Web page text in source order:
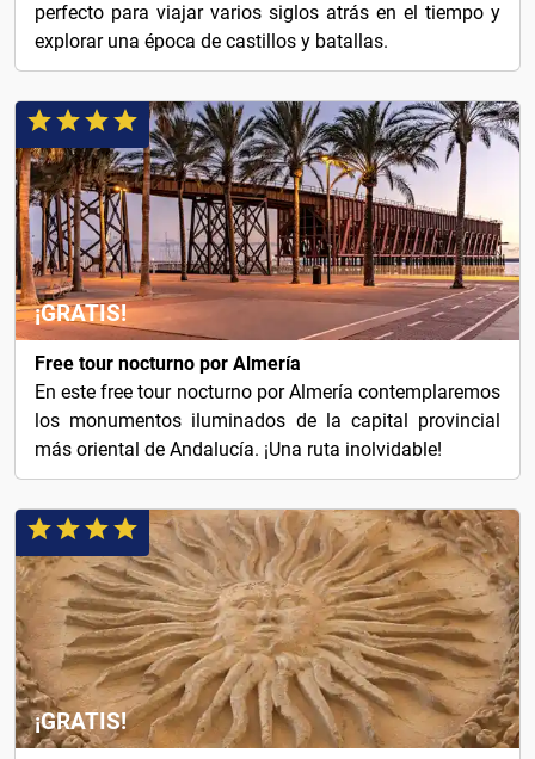
perfecto para viajar varios siglos atrás en el tiempo y
explorar una época de castillos y batallas.
¡GRATIS!
Free tour nocturno por Almería
En este free tour nocturno por Almería contemplaremos
los monumentos iluminados de la capital provincial
más oriental de Andalucía. ¡Una ruta inolvidable!
¡GRATIS!